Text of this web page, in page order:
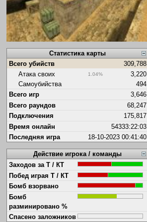
Статистика карты
Всего убийств
309,788
Атака своих
1.04%
3,220
Самоубийства
494
Всего игр
3,646
Всего раундов
68,247
Подключения
175,817
Время онлайн
54333:22:03
Последняя игра
18-10-2023 00:41:40
Действие игрока / команды
Заходов за Т / КТ
Побед играя Т / КТ
Бомб взорвано
Бомб
разминировано %
Спасено заложников